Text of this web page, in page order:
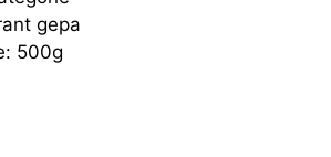
gepa
500g